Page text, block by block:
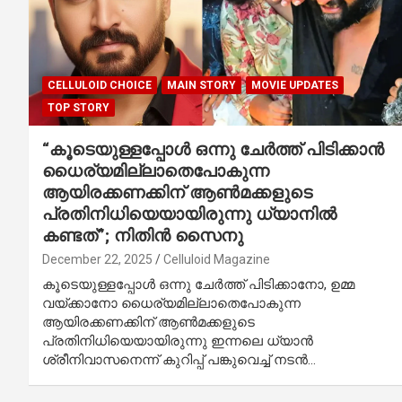
CELLULOID CHOICE MAIN STORY
MOVIE UPDATES
TOP STORY
“കൂടെയുള്ളപ്പോൾ ഒന്നു ചേർത്ത് പിടിക്കാൻ
ധൈര്യമില്ലാതെപോകുന്ന
ആയിരക്കണക്കിന് ആൺമക്കളുടെ
പ്രതിനിധിയെയായിരുന്നു ധ്യാനിൽ
കണ്ടത്”; നിതിൻ സൈനു
December 22, 2025 Celluloid Magazine
കൂടെയുള്ളപ്പോൾ ഒന്നു ചേർത്ത് പിടിക്കാനോ, ഉമ്മ
വയ്ക്കാനോ ധൈര്യമില്ലാതെപോകുന്ന
ആയിരക്കണക്കിന് ആൺമക്കളുടെ
പ്രതിനിധിയെയായിരുന്നു ഇന്നലെ ധ്യാൻ
ശ്രീനിവാസനെന്ന് കുറിപ്പ് പങ്കുവെച്ച് നടൻ…